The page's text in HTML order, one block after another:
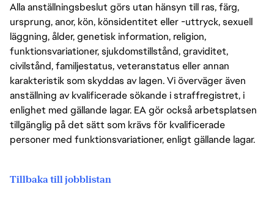
Alla anställningsbeslut görs utan hänsyn till ras, färg,
ursprung, anor, kön, könsidentitet eller -uttryck, sexuell
läggning, ålder, genetisk information, religion,
funktionsvariationer, sjukdomstillstånd, graviditet,
civilstånd, familjestatus, veteranstatus eller annan
karakteristik som skyddas av lagen. Vi överväger även
anställning av kvalificerade sökande i straffregistret, i
enlighet med gällande lagar. EA gör också arbetsplatsen
tillgänglig på det sätt som krävs för kvalificerade
personer med funktionsvariationer, enligt gällande lagar.
Tillbaka till jobblistan